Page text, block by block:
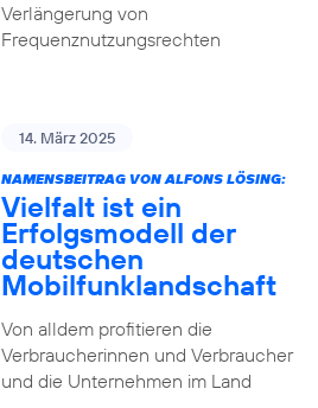
Verlängerung von
Frequenznutzungsrechten
14. März 2025
NAMENSBEITRAG VON ALFONS LÖSING:
Vielfalt ist ein
Erfolgsmodell der
deutschen
Mobilfunklandschaft
Von alldem profitieren die
Verbraucherinnen und Verbraucher
und die Unternehmen im Land